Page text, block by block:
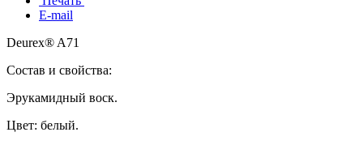
E-mail
Deurex® A71
Состав и свойства:
Эрукамидный воск.
Цвет: белый.